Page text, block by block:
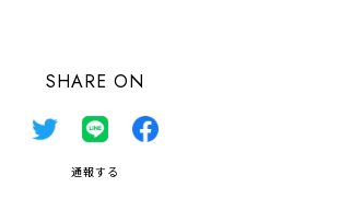
SHARE ON
通報する